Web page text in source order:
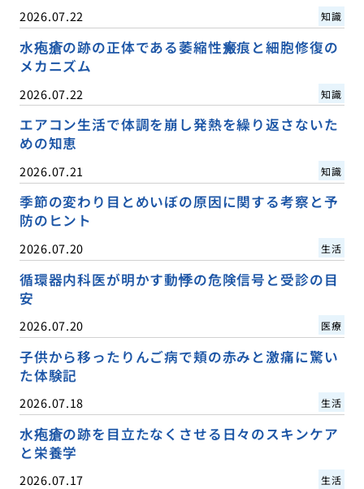
2026.07.22 知識
水疱瘡の跡の正体である萎縮性瘢痕と細胞修復の
メカニズム
2026.07.22 知識
エアコン生活で体調を崩し発熱を繰り返さないた
めの知恵
2026.07.21 知識
季節の変わり目とめいぼの原因に関する考察と予
防のヒント
2026.07.20 生活
循環器内科医が明かす動悸の危険信号と受診の目
安
2026.07.20 医療
子供から移ったりんご病で頬の赤みと激痛に驚い
た体験記
2026.07.18 生活
水疱瘡の跡を目立たなくさせる日々のスキンケア
と栄養学
2026.07.17 生活